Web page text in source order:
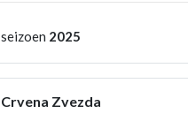
seizoen 2025
Crvena Zvezda